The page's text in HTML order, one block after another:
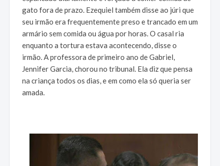
gato fora de prazo. Ezequiel também disse ao júri que
seu irmão era frequentemente preso e trancado em um
armário sem comida ou água por horas. O casal ria
enquanto a tortura estava acontecendo, disse o
irmão. A professora de primeiro ano de Gabriel,
Jennifer Garcia, chorou no tribunal. Ela diz que pensa
na criança todos os dias, e em como ela só queria ser
amada.